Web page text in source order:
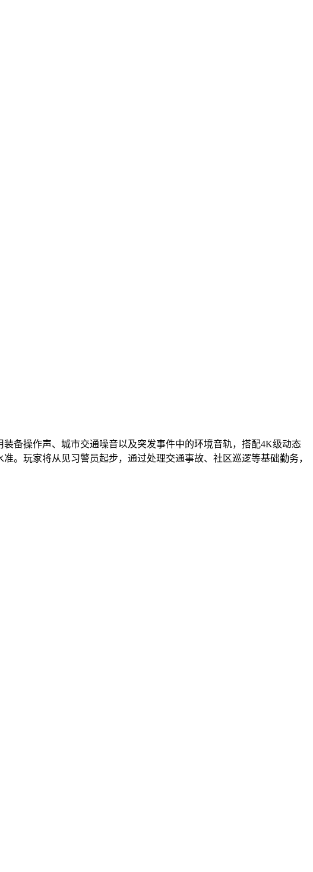
备操作声、城市交通噪音以及突发事件中的环境音轨，搭配4K级动态
。玩家将从见习警员起步，通过处理交通事故、社区巡逻等基础勤务，